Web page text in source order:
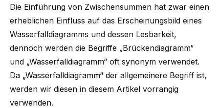
Die Einführung von Zwischensummen hat zwar einen
erheblichen Einfluss auf das Erscheinungsbild eines
Wasserfalldiagramms und dessen Lesbarkeit,
dennoch werden die Begriffe „Brückendiagramm“
und „Wasserfalldiagramm“ oft synonym verwendet.
Da „Wasserfalldiagramm“ der allgemeinere Begriff ist,
werden wir diesen in diesem Artikel vorrangig
verwenden.